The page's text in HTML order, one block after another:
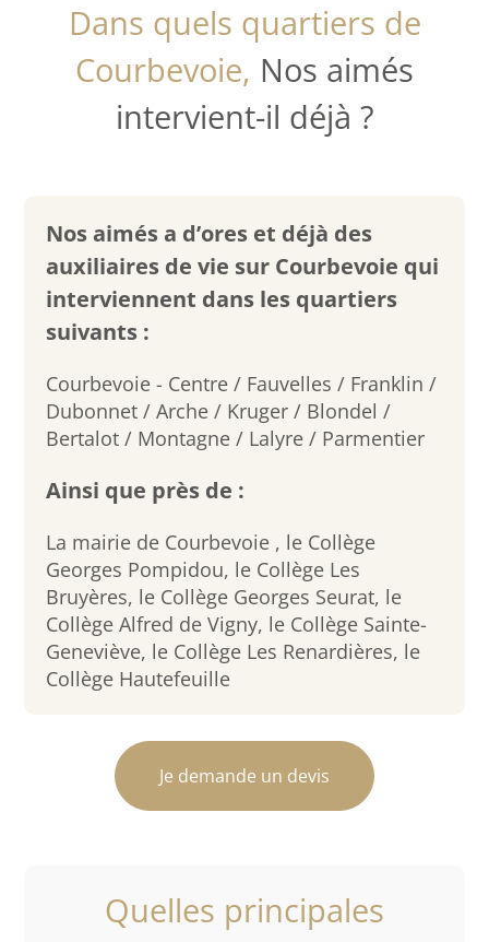
Dans quels quartiers de
Courbevoie, Nos aimés
intervient-il déjà ?
Nos aimés a d’ores et déjà des
auxiliaires de vie sur Courbevoie qui
interviennent dans les quartiers
suivants :
Courbevoie - Centre / Fauvelles / Franklin /
Dubonnet / Arche / Kruger / Blondel /
Bertalot / Montagne / Lalyre / Parmentier
Ainsi que près de :
La mairie de Courbevoie , le Collège
Georges Pompidou, le Collège Les
Bruyères, le Collège Georges Seurat, le
Collège Alfred de Vigny, le Collège Sainte-
Geneviève, le Collège Les Renardières, le
Collège Hautefeuille
Je demande un devis
Quelles principales